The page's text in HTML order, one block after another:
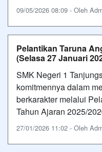
09/05/2026 08:09 - Oleh
Pelantikan Taruna
(Selasa 27 Januari
SMK Negeri 1
komitmennya dalam
berkarakter melalui
Tahun Ajaran 2025/
27/01/2026 11:02 - Oleh